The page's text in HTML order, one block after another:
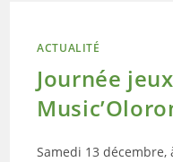
ACTUALITÉ
Journée
Samedi 13